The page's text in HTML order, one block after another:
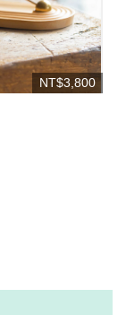
NT$3,800